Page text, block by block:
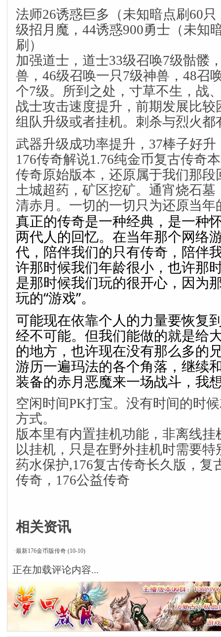
法师26诱惑巨多（未知暗点刷60
级招月魔，44诱惑900勇士（未知
刷）
加强道士，道士33级召唤7级骷髅
兽，46级召唤一只7级神兽，48召
个7级。所到之处，寸草不生，战
战士攻击速度提升，前期发展比较
组队升级或者挂机。刺杀与烈火都
武器升级成功率提升，37棒子好
176传奇解说1.76纯金币复古传奇
传奇原始版本，还原属于我们那段
土城超药，矿区挖矿。通宵烧石墓
清赤月。一切的一切只为还原当年
真正的传奇是一种经典，是一种
两代人的回忆。在当年那个网络
代，陪伴我们的只有传奇，陪伴
许那时候我们年龄很小，也许那
是那时候我们玩的很开心，因为
玩的“游戏”。
可能现在依靠个人的力量要恢复
经不可能。但我们能做的就是给
的地方，也许现在没有那么多的
游历一遍玛法的各个角落，继续
装备的赤月恶魔来一场战斗，我
空闲时间PK打宝。没有时间的时
方式。
版本里有内置挂机功能，非离线挂
以挂机，只是在野外挂机时需要
药水保护,176复古传奇长久版，复
传奇，176公益传奇
相关资讯
·最新176金币版传奇 (10-10)
正在加载评论内容...